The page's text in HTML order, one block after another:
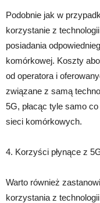
Podobnie jak w
korzystanie z
posiadania
komórkowej. Koszty
od operatora i
związane z samą
5G, płacąc tyle samo
sieci komórkowych.
4. Korzyści płynące z
Warto również
korzystania z